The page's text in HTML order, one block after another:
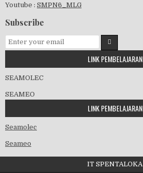
GSF 2019
Pembagian Ijazah 2020
Workshop Penjaminan Mutu 2020
Youtube : SMPN6_MLG
Subscribe
LINK PEMBELAJARAN
SEAMOLEC
SEAMEO
LINK PEMBELAJARAN
Seamolec
Seameo
IT SPENTALOKA